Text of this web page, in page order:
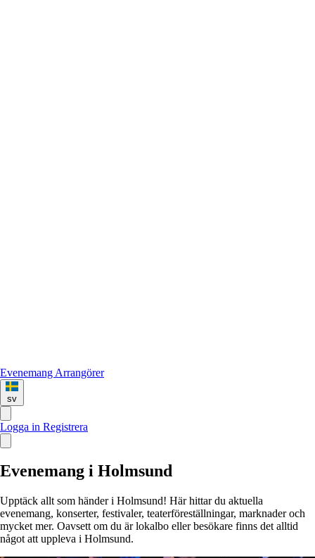
Evenemang Arrangörer
sv
Logga in Registrera
Evenemang i Holmsund
Upptäck allt som händer i Holmsund! Här hittar du aktuella
evenemang, konserter, festivaler, teaterföreställningar, marknader och
mycket mer. Oavsett om du är lokalbo eller besökare finns det alltid
något att uppleva i Holmsund.